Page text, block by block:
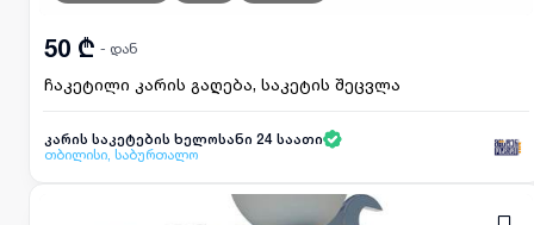
ჩაკეტილი კარის გაღება, საკეტის შეცვლა
50 ₾ - დან
კარის საკეტების ხელოსანი 24 საათი
თბილისი, საბურთალო